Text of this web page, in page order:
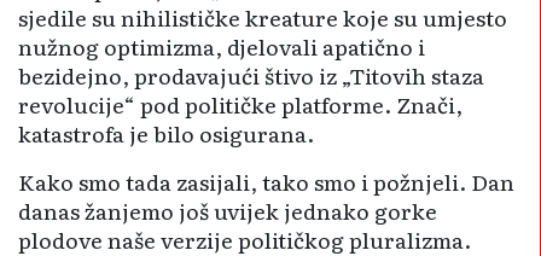
sjedile su nihilističke kreature koje su umjesto
nužnog optimizma, djelovali apatično i
bezidejno, prodavajući štivo iz „Titovih staza
revolucije“ pod političke platforme. Znači,
katastrofa je bilo osigurana.
Kako smo tada zasijali, tako smo i požnjeli. Dan
danas žanjemo još uvijek jednako gorke
plodove naše verzije političkog pluralizma.